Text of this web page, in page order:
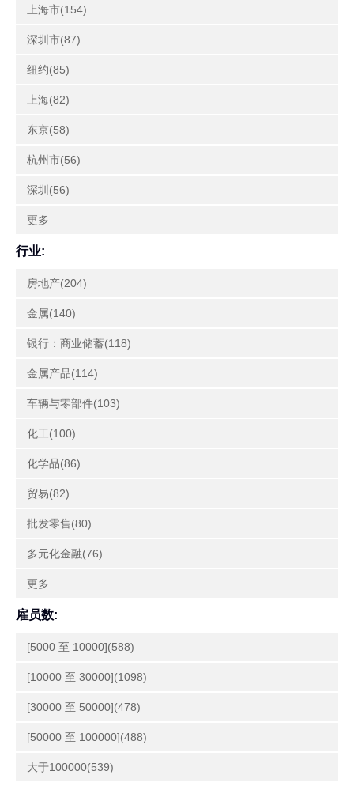
上海市(154)
深圳市(87)
纽约(85)
上海(82)
东京(58)
杭州市(56)
深圳(56)
更多
行业:
房地产(204)
金属(140)
银行：商业储蓄(118)
金属产品(114)
车辆与零部件(103)
化工(100)
化学品(86)
贸易(82)
批发零售(80)
多元化金融(76)
更多
雇员数:
[5000 至 10000](588)
[10000 至 30000](1098)
[30000 至 50000](478)
[50000 至 100000](488)
大于100000(539)